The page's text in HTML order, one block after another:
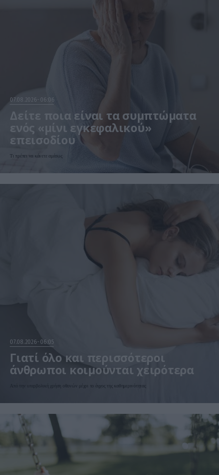
07.08.2026 06:06
Δείτε ποια είναι τα συμπτώματα
ενός «μίνι εγκεφαλικού»
επεισοδίου
Τι πρέπει να κάνετε αμέσως
07.08.2026 06:05
Γιατί όλο και περισσότεροι
άνθρωποι κοιμούνται χειρότερα
Από την υπερβολική χρήση οθονών μέχρι το άγχος της καθημερινότητας